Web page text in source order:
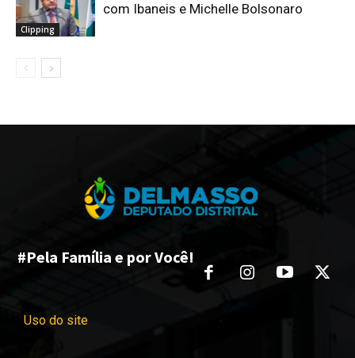
Clipping
com Ibaneis e Michelle Bolsonaro
#Pela Família e por Você!
Uso do site